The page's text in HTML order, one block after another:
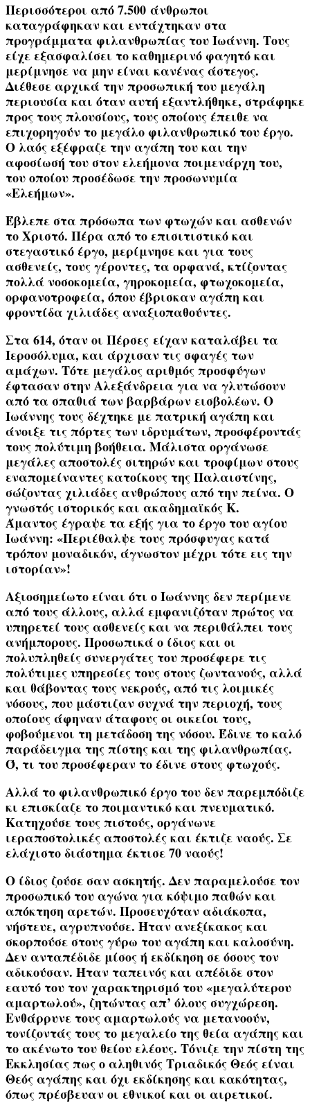
Περισσότεροι από7.500 άνθρωποι
καταγράφηκαν και εντάχτηκαν στα
προγράμματα φιλανθρωπίας του Ιωάννη. Τους
είχε εξασφαλίσει το καθημερινό φαγητό και
μερίμνησε να μην είναι κανένας άστεγος.
Διέθεσε αρχικά την προσωπική του μεγάλη
περιουσία και όταν αυτή εξαντλήθηκε, στράφηκε
προς τους πλουσίους, τους οποίους έπειθε να
επιχορηγούν το μεγάλο φιλανθρωπικό του έργο.
Ο λαός εξέφραζε την αγάπη του και την
αφοσίωσή του στον ελεήμονα ποιμενάρχη του,
του οποίου προσέδωσε την προσωνυμία
«Ελεήμων».
Έβλεπε στα πρόσωπα των φτωχών και ασθενών
το Χριστό. Πέρα από το επισιτιστικό και
στεγαστικό έργο, μερίμνησε και για τους
ασθενείς, τους γέροντες, τα ορφανά, κτίζοντας
πολλά νοσοκομεία, γηροκομεία, φτωχοκομεία,
ορφανοτροφεία, όπου έβρισκαν αγάπη και
φροντίδα χιλιάδες αναξιοπαθούντες.
Στα 614, όταν οι Πέρσες είχαν καταλάβει τα
Ιεροσόλυμα, και άρχισαν τις σφαγές των
αμάχων. Τότε μεγάλος αριθμός προσφύγων
έφτασαν στην Αλεξάνδρεια για να γλυτώσουν
από τα σπαθιά των βαρβάρων εισβολέων. Ο
Ιωάννης τους δέχτηκε με πατρική αγάπη και
άνοιξε τις πόρτες των ιδρυμάτων, προσφέροντάς
τους πολύτιμη βοήθεια. Μάλιστα οργάνωσε
μεγάλες αποστολές σιτηρών και τροφίμων στους
εναπομείναντες κατοίκους της Παλαιστίνης,
σώζοντας χιλιάδες ανθρώπους από την πείνα. Ο
γνωστός ιστορικός και ακαδημαϊκόςΚ.
Άμαντος έγραψε τα εξής για το έργο του αγίου
Ιωάννη: «Περιέθαλψε τους πρόσφυγας κατά
τρόπον μοναδικόν, άγνωστον μέχρι τότε εις την
ιστορίαν»!
Αξιοσημείωτο είναι ότι ο Ιωάννης δεν περίμενε
από τους άλλους, αλλά εμφανιζόταν πρώτος να
υπηρετεί τους ασθενείς και να περιθάλπει τους
ανήμπορους. Προσωπικά ο ίδιος και οι
πολυπληθείς συνεργάτες του προσέφερε τις
πολύτιμες υπηρεσίες τους στους ζωντανούς, αλλά
και θάβοντας τους νεκρούς, από τις λοιμικές
νόσους, που μάστιζαν συχνά την περιοχή, τους
οποίους άφηναν άταφους οι οικείοι τους,
φοβούμενοι τη μετάδοση της νόσου. Έδινε το καλό
παράδειγμα της πίστης και της φιλανθρωπίας.
Ό, τι του προσέφεραν το έδινε στους φτωχούς.
Αλλά το φιλανθρωπικό έργο του δεν παρεμπόδιζε
κι επισκίαζε το ποιμαντικό και πνευματικό.
Κατηχούσε τους πιστούς, οργάνωνε
ιεραποστολικές αποστολές και έκτιζε ναούς. Σε
ελάχιστο διάστημα έκτισε70 ναούς!
Ο ίδιος ζούσε σαν ασκητής. Δεν παραμελούσε τον
προσωπικό του αγώνα για κόψιμο παθών και
απόκτηση αρετών. Προσευχόταν αδιάκοπα,
νήστευε, αγρυπνούσε. Ήταν ανεξίκακος και
σκορπούσε στους γύρω του αγάπη και καλοσύνη.
Δεν ανταπέδιδε μίσος ή εκδίκηση σε όσους τον
αδικούσαν. Ήταν ταπεινός και απέδιδε στον
εαυτό του τον χαρακτηρισμό του«μεγαλύτερου
αμαρτωλού», ζητώντας απ’ όλους συγχώρεση.
Ενθάρρυνε τους αμαρτωλούς να μετανοούν,
τονίζοντάς τους το μεγαλείο της θεία αγάπης και
το ακένωτο του θείου ελέους. Τόνιζε την πίστη της
Εκκλησίας πως ο αληθινός Τριαδικός Θεός είναι
Θεός αγάπης και όχι εκδίκησης και κακότητας,
όπως πρέσβευαν οι εθνικοί και οι αιρετικοί.